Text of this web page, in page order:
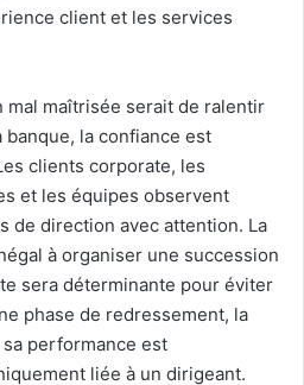
client et les services
mal maîtrisée serait de ralentir
la confiance est
clients corporate, les
et les équipes observent
de direction avec attention. La
à organiser une succession
sera déterminante pour éviter
phase de redressement, la
performance est
liée à un dirigeant.